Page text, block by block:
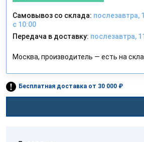
Самовывоз со склада: послезавтра,
с 10:00
Передача в доставку: послезавтра,
Москва, производитель — есть на
Бесплатная доставка от 30 000 ₽